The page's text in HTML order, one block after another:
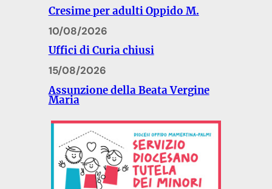
Cresime per adulti Oppido M.
10/08/2026
Uffici di Curia chiusi
15/08/2026
Assunzione della Beata Vergine
Maria